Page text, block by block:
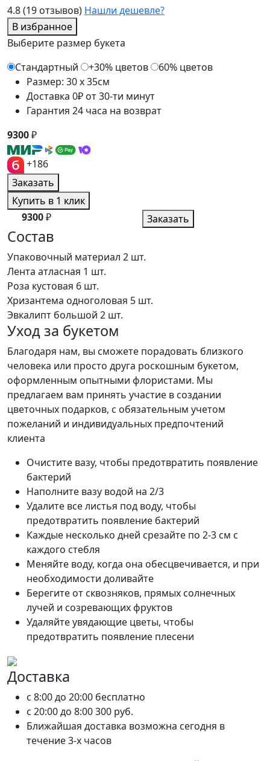
4.8(19 отзывов) Нашли дешевле?
В избранное
Выберите размер букета
Стандартный
+30% цветов
60% цветов
Размер: 30 x 35см
Доставка 0₽ от 30-ти минут
Гарантия 24 часа на возврат
9300₽
+186
Заказать
Купить в 1 клик
9300₽ Заказать
Состав
Упаковочный материал 2 шт.
Лента атласная 1 шт.
Роза кустовая 6 шт.
Хризантема одноголовая 5 шт.
Эвкалипт большой 2 шт.
Уход за букетом
Благодаря нам, вы сможете порадовать близкого
человека или просто друга роскошным букетом,
оформленным опытными флористами. Мы
предлагаем вам принять участие в создании
цветочных подарков, с обязательным учетом
пожеланий и индивидуальных предпочтений
клиента
Очистите вазу, чтобы предотвратить появление
бактерий
Наполните вазу водой на 2/3
Удалите все листья под воду, чтобы
предотвратить появление бактерий
Каждые несколько дней срезайте по 2-3 см с
каждого стебля
Меняйте воду, когда она обесцвечивается, и при
необходимости доливайте
Берегите от сквозняков, прямых солнечных
лучей и созревающих фруктов
Удаляйте увядающие цветы, чтобы
предотвратить появление плесени
Доставка
c 8:00 до 20:00 бесплатно
c 20:00 до 8:00300 руб.
Ближайшая доставка возможна сегодня в
течение 3-х часов